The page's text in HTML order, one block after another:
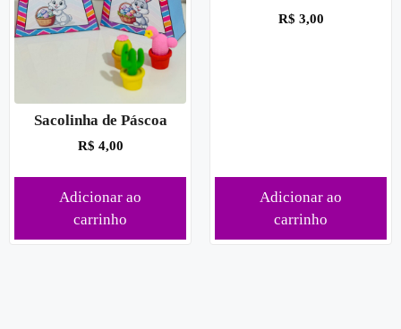
Sacolinha de Páscoa
R$ 4,00
Adicionar ao
carrinho
R$ 3,00
Adicionar ao
carrinho